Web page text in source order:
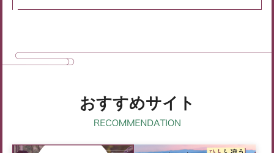
おすすめサイト